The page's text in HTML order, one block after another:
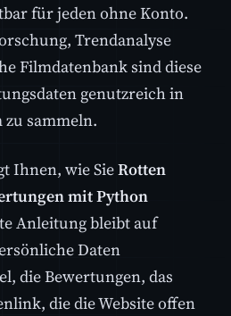
für jeden ohne Konto.
Trendanalyse
Filmdatenbank sind diese
genutzreich in
sammeln.
Ihnen, wie SieRotten
mit Python
Anleitung bleibt auf
Daten
die Bewertungen, das
die die Website offen